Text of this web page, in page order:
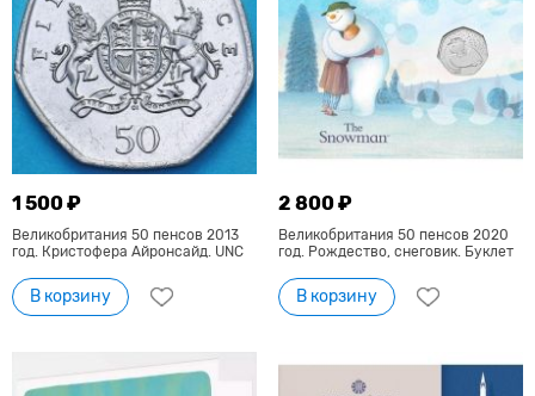
1 500 ₽
Великобритания 50 пенсов 2013
год. Кристофера Айронсайд. UNC
В корзину
2 800 ₽
Великобритания 50 пенсов 2020
год. Рождество, снеговик. Буклет
В корзину